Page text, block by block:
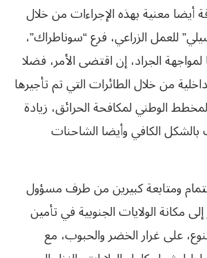
أيضا معنية بهذه الإجراءات من خلال
للعمل الزراعي، فرع “سوناطراك”،
الجراد، إن اقتضى الأمر، فضلا
من خلال الطائرات التي تم تأجيرها
الوطني لمكافحة الحرائق، زيادة
بالشكل الكافي وأيضا الشاحنات
ومتابعة كبيرين من طرف مسؤول
مكانة الولايات الجنوبية في تأمين
على غرار الخضر والحبوب، مع